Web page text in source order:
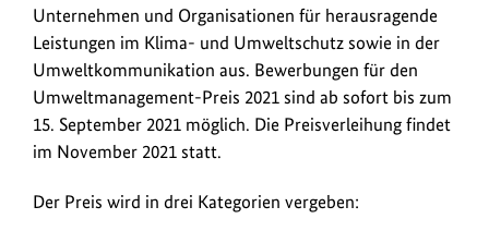
Preis
verliehen.
Mit
ihm
Unternehmen
und
Organisationen
Unternehmen und Organisationen für herausragende
Leistungen im Klima- und Umweltschutz sowie in der
Umweltkommunikation aus. Bewerbungen für den
Umweltmanagement-Preis 2021 sind ab sofort bis zum
15. September 2021 möglich. Die Preisverleihung findet
im November 2021 statt.
Der Preis wird in drei Kategorien vergeben: